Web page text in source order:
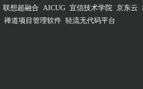
联想超融合 AICUG 宜信技术学院 京东云
禅道项目管理软件 轻流无代码平台